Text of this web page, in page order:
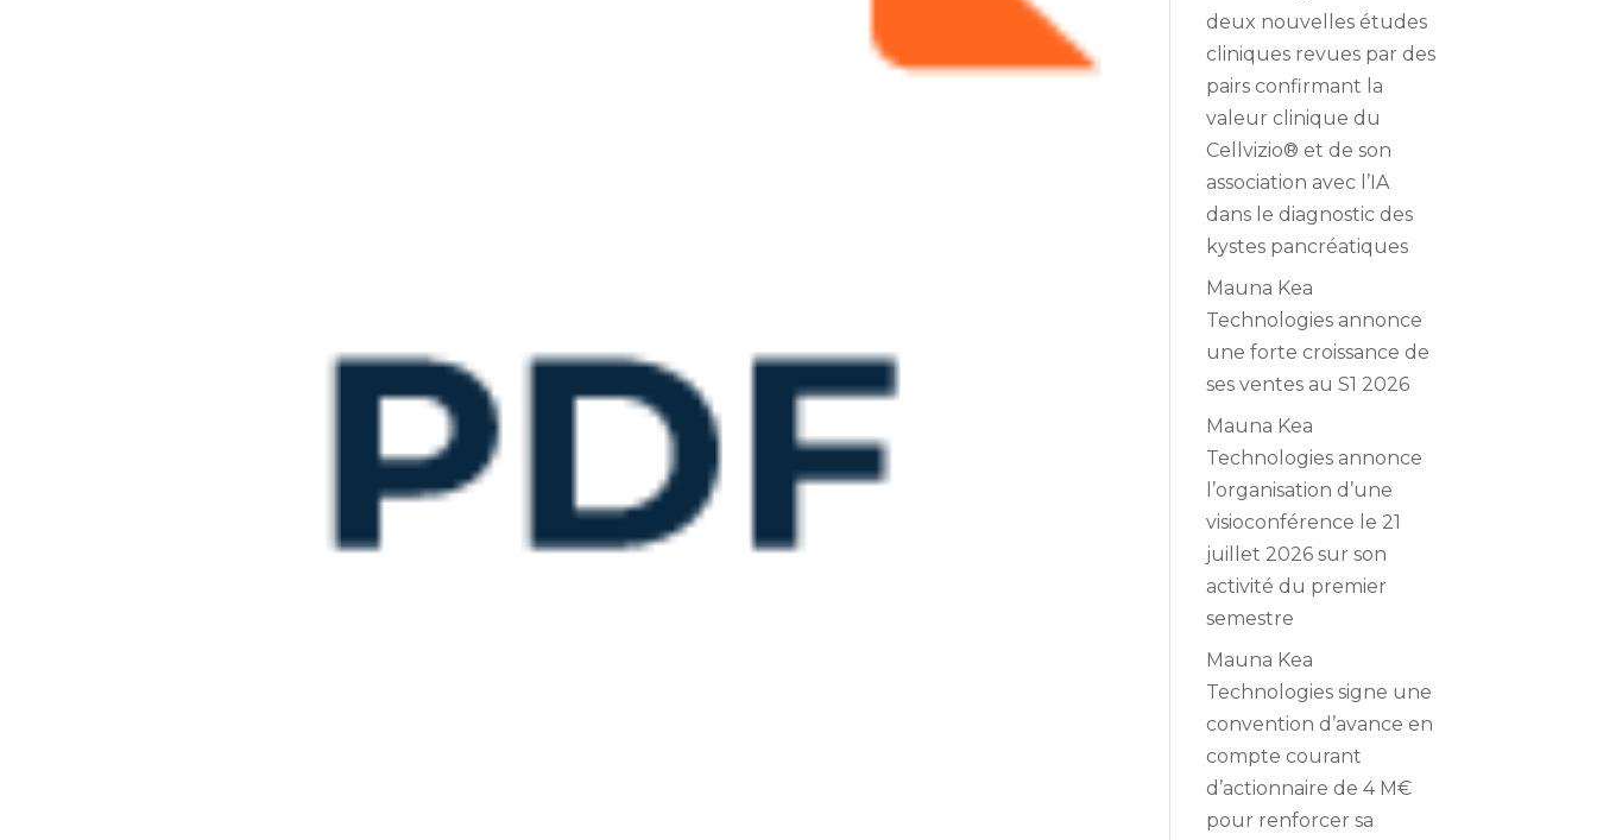
deux nouvelles études
cliniques revues par des
pairs confirmant la
valeur clinique du
Cellvizio® et de son
association avec l’IA
dans le diagnostic des
kystes pancréatiques
Mauna Kea
Technologies annonce
une forte croissance de
ses ventes au S1 2026
Mauna Kea
Technologies annonce
l’organisation d’une
visioconférence le 21
juillet 2026 sur son
activité du premier
semestre
Mauna Kea
Technologies signe une
convention d’avance en
compte courant
d’actionnaire de 4 M€
pour renforcer sa